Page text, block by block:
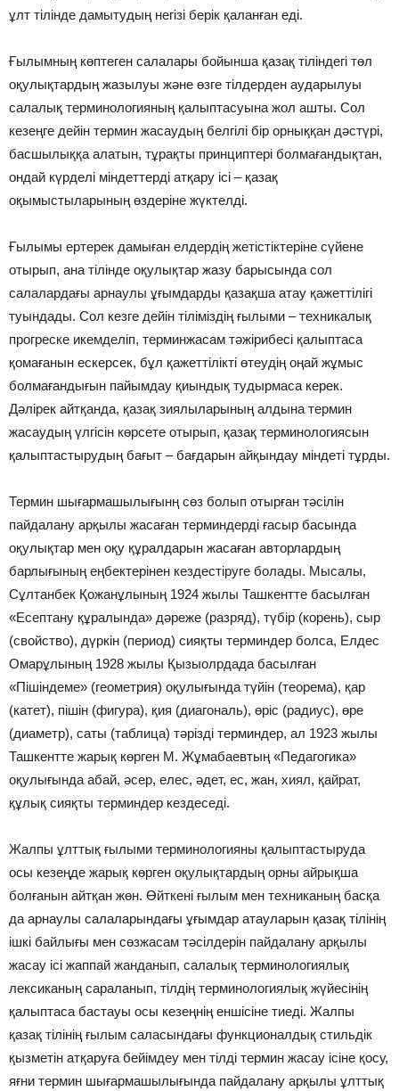
ұлт тілінде дамытудың негізі берік қаланған еді.
Ғылымның көптеген салалары бойынша қазақ тіліндегі төл
оқулықтардың жазылуы және өзге тілдерден аударылуы
салалық терминологияның қалыптасуына жол ашты. Сол
кезеңге дейін термин жасаудың белгілі бір орныққан дәстүрі,
басшылыққа алатын, тұрақты принциптері болмағандықтан,
ондай күрделі міндеттерді атқару ісі – қазақ
оқымыстыларының өздеріне жүктелді.
Ғылымы ертерек дамыған елдердің жетістіктеріне сүйене
отырып, ана тілінде оқулықтар жазу барысында сол
салалардағы арнаулы ұғымдарды қазақша атау қажеттілігі
туындады. Сол кезге дейін тіліміздің ғылыми – техникалық
прогреске икемделіп, терминжасам тәжірибесі қалыптаса
қомағанын ескерсек, бұл қажеттілікті өтеудің оңай жұмыс
болмағандығын пайымдау қиындық тудырмаса керек.
Дәлірек айтқанда, қазақ зиялыларының алдына термин
жасаудың үлгісін көрсете отырып, қазақ терминологиясын
қалыптастырудың бағыт – бағдарын айқындау міндеті тұрды.
Термин шығармашылығынң сөз болып отырған тәсілін
пайдалану арқылы жасаған терминдерді ғасыр басында
оқулықтар мен оқу құралдарын жасаған авторлардың
барлығының еңбектерінен кездестіруге болады. Мысалы,
Сұлтанбек Қожанұлының 1924 жылы Ташкентте басылған
«Есептану құралында» дәреже (разряд), түбір (корень), сыр
(свойство), дүркін (период) сияқты терминдер болса, Елдес
Омарұлының 1928 жылы Қызыолрдада басылған
«Пішіндеме» (геометрия) оқулығында түйін (теорема), қар
(катет), пішін (фигура), қия (диагональ), өріс (радиус), өре
(диаметр), саты (таблица) тәрізді терминдер, ал 1923 жылы
Ташкентте жарық көрген М. Жұмабаевтың «Педагогика»
оқулығында абай, әсер, елес, әдет, ес, жан, хиял, қайрат,
құлық сияқты терминдер кездеседі.
Жалпы ұлттық ғылыми терминологияны қалыптастыруда
осы кезеңде жарық көрген оқулықтардың орны айрықша
болғанын айтқан жөн. Өйткені ғылым мен техниканың басқа
да арнаулы салаларындағы ұғымдар атауларын қазақ тілінің
ішкі байлығы мен сөзжасам тәсілдерін пайдалану арқылы
жасау ісі жаппай жанданып, салалық терминологиялық
лексиканың сараланып, тілдің терминологиялық жүйесінің
қалыптаса бастауы осы кезеңнің еншісіне тиеді. Жалпы
қазақ тілінің ғылым саласындағы функционалдық стильдік
қызметін атқаруға бейімдеу мен тілді термин жасау ісіне қосу,
яғни термин шығармашылығында пайдалану арқылы ұлттық